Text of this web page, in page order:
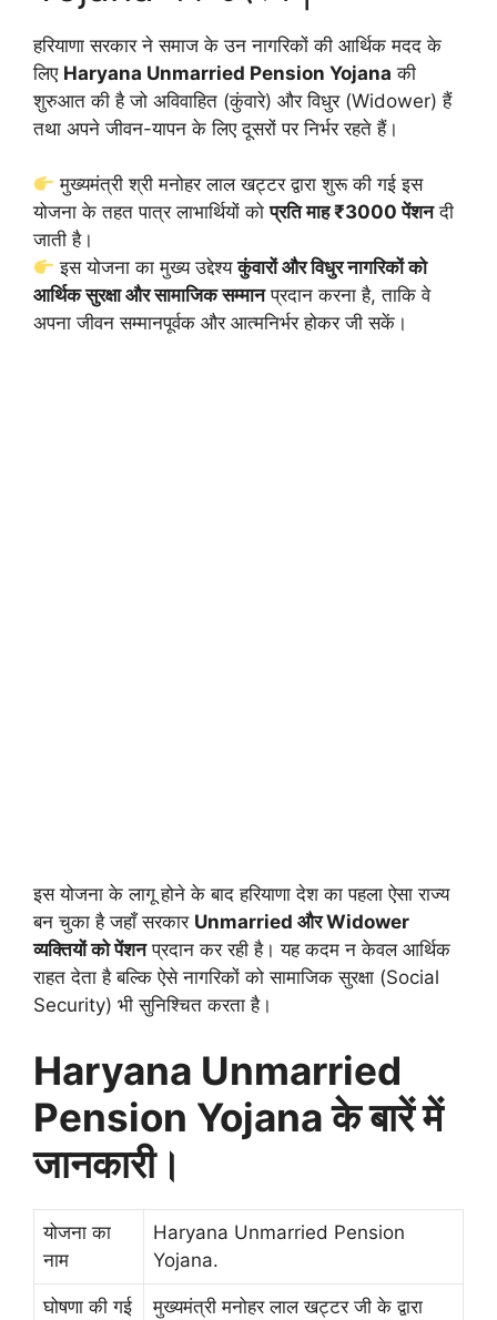
हरियाणा सरकार ने समाज के उन नागरिकों की आर्थिक मदद के
लिए Haryana Unmarried Pension Yojana की
शुरुआत की है जो अविवाहित (कुंवारे) और विधुर (Widower) हैं
तथा अपने जीवन-यापन के लिए दूसरों पर निर्भर रहते हैं।
मुख्यमंत्री श्री मनोहर लाल खट्टर द्वारा शुरू की गई इस
योजना के तहत पात्र लाभार्थियों कोप्रति माह ₹3000 पेंशनदी
जाती है।
इस योजना का मुख्य उद्देश्यकुंवारों और विधुर नागरिकों को
आर्थिक सुरक्षा और सामाजिक सम्मानप्रदान करना है, ताकि वे
अपना जीवन सम्मानपूर्वक और आत्मनिर्भर होकर जी सकें।
इस योजना के लागू होने के बाद हरियाणा देश का पहला ऐसा राज्य
बन चुका है जहाँ सरकार Unmarried और Widower
व्यक्तियों को पेंशनप्रदान कर रही है। यह कदम न केवल आर्थिक
राहत देता है बल्कि ऐसे नागरिकों को सामाजिक सुरक्षा (Social
Security) भी सुनिश्चित करता है।
Haryana Unmarried
Pension Yojana के बारें में
जानकारी।
योजना का
नाम
Haryana Unmarried Pension
Yojana.
घोषणा की गई मुख्यमंत्री मनोहर लाल खट्टर जी के द्वारा